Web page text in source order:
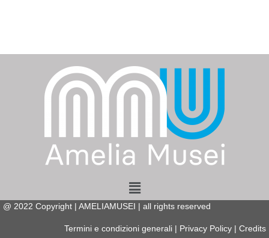
Menu
@ 2022 Copyright | AMELIAMUSEI | all rights reserved
Termini e condizioni generali Privacy Policy Credits